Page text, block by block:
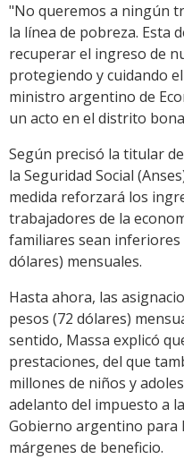
"No queremos a ningún
la línea de pobreza. Esta
recuperar el ingreso de
protegiendo y cuidando
ministro argentino de
un acto en el distrito
Según precisó la titular
la Seguridad Social
medida reforzará los
trabajadores de la
familiares sean inferiores
dólares) mensuales.
Hasta ahora, las
pesos (72 dólares)
sentido, Massa explicó
prestaciones, del que
millones de niños y
adelanto del impuesto a
Gobierno argentino para
márgenes de beneficio.